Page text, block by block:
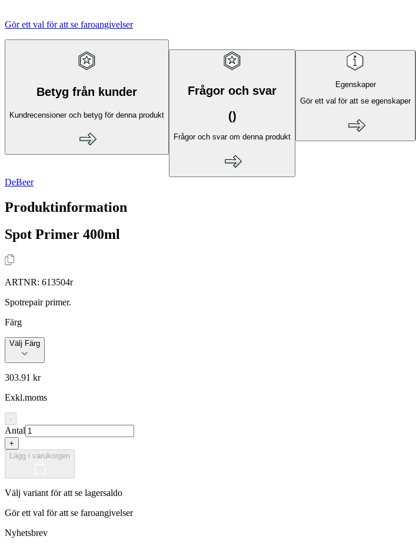
Gör ett val för att se faroangivelser
Betyg från kunder
Kundrecensioner och betyg för denna produkt
Frågor och svar
()
Frågor och svar om denna produkt
Egenskaper
Gör ett val för att se egenskaper
DeBeer
Produktinformation
Spot Primer 400ml
ARTNR: 613504r
Spotrepair primer.
Färg
Välj Färg
303.91 kr
Exkl.moms
-
Antal
+
Lägg i varukorgen
Välj variant för att se lagersaldo
Gör ett val för att se faroangivelser
Nyhetsbrev